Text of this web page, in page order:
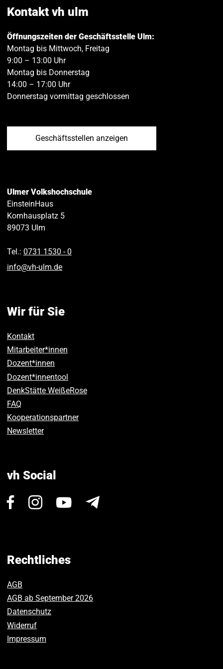
Kontakt vh ulm
Öffnungszeiten der Geschäftsstelle Ulm:
Montag bis Mittwoch, Freitag
9:00 – 13:00 Uhr
Montag bis Donnerstag
14:00 – 17:00 Uhr
Donnerstag vormittag geschlossen
Geschäftsstellen anzeigen
Ulmer Volkshochschule
EinsteinHaus
Kornhausplatz 5
89073 Ulm
Tel.: 0731 1530 ‑ 0
info@vh-ulm.de
Wir für Sie
Kontakt
Mitarbeiter*innen
Dozent*innen
Dozent*innentool
DenkStätte WeißeRose
FAQ
Kooperationspartner
Newsletter
vh Social
Besuchen
Facebook.
Besuchen
Instagram.
Besuchen
Rechtliches
AGB
AGB ab September 2026
Datenschutz
Widerruf
Impressum